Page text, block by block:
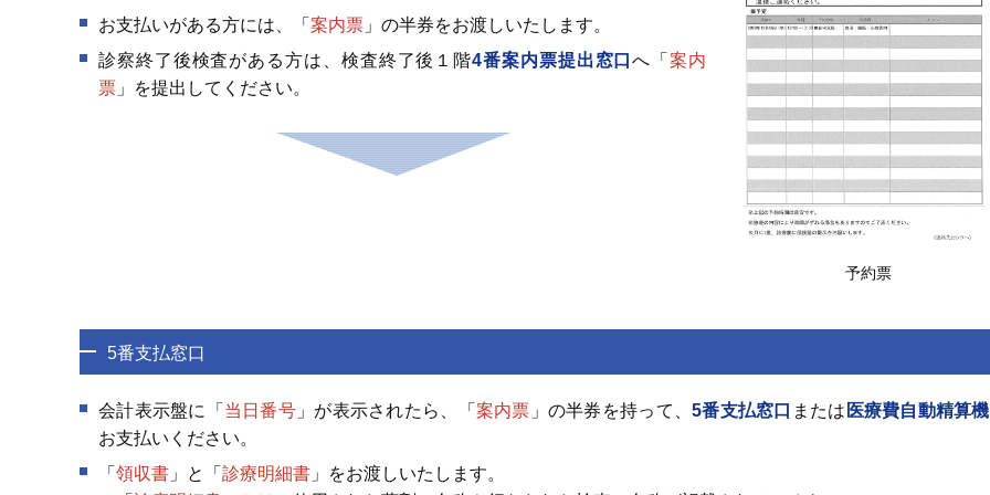
予約票
お支払いがある方には、「 案内票 」の半券をお渡しいたします。
診察終了後検査がある方は、検査終了後１階4番案内票提出窓口へ「案内
票 」を提出してください。
5番支払窓口
会計表示盤に「 当日番号 」が表示されたら、「 案内票 」の半券を持って、5番支払窓口 または 医療費自動精算機
お支払いください。
「 領収書 」と「 診療明細書 」をお渡しいたします。